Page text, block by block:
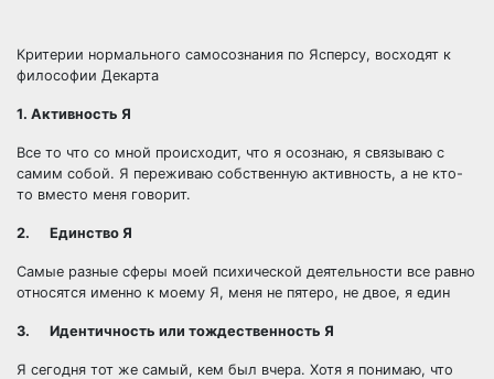
Критерии нормального самосознания по Ясперсу, восходят к
философии Декарта
1. Активность Я
Все то что со мной происходит, что я осознаю, я связываю с
самим собой. Я переживаю собственную активность, а не кто-
то вместо меня говорит.
2. Единство Я
Самые разные сферы моей психической деятельности все равно
относятся именно к моему Я, меня не пятеро, не двое, я един
3. Идентичность или тождественность Я
Я сегодня тот же самый, кем был вчера. Хотя я понимаю, что